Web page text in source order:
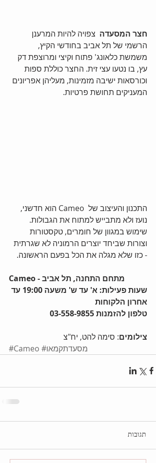
חצר המסעדה
  צפויה להיות המרענן
הרשמי של תל אביב בחודשי הקיץ,
משמשת כלאונג' פתוח וקיצי ומרוצפת דק
עץ, בו נטעו עצי זית. החצר כוללת ספות
וכורסאות ישיבה מזמינות, מעליהן אפריונים
המעניקים תחושת פרטיות.
התכנון והעיצוב של  Cameo הוא חדשני,
נועז ולא מתבייש למתוח את הגבולות.
שימוש במגוון של חומרים, טקסטורות
וצורות שביחד יוצרים הרמוניה לא שגרתית
- כזו שלא מגלה את הכל בפעם הראשונה.
Cameo - מתחם התחנה, תל אביב
שעות פעילות: א' עד ש' משעה 19:00 עד
אחרון הלקוחות
טלפון להזמנות 03-558-9855
צילומים: סימה להט, יח"צ
#Cameo
#מסעדתקמאו
תגובות